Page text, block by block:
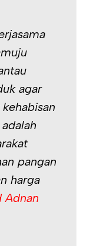
agar
pangan
harga
Adnan